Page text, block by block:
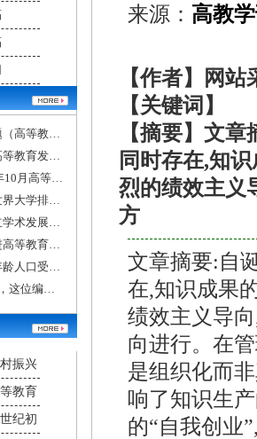
高等教育毕业论文选题（高等教育毕业论文选题
高等教育发表论文（高等教育发表论文要求）
关于受理临沂市2022年10月高等教育自学考试考生
泰晤士高等教育公布世界大学排名，清华北大位
中国高等教育学会成立学术发展咨询委员会
国内外专家共议：促进高等教育开放合作
北京这个区主要劳动年龄人口受高等教育比例超
一等奖、特等奖各1项，这位编剧学教授在四年一
振兴
教育
纪初
来源： 高教
【作者】网站
【关键词】
【摘要】文
同时存在,知
烈的绩效主义
方
文章摘要:自
在,知识成果
绩效主义导
向进行。在
是组织化而
响了知识生
的“自我创业